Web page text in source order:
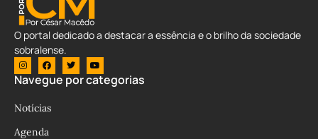
O portal dedicado a destacar a essência e o brilho da sociedade
sobralense.
Navegue por categorias
Notícias
Agenda